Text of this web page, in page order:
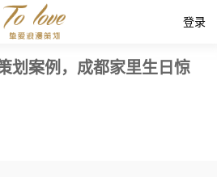
登录
划案例，成都家里生日惊